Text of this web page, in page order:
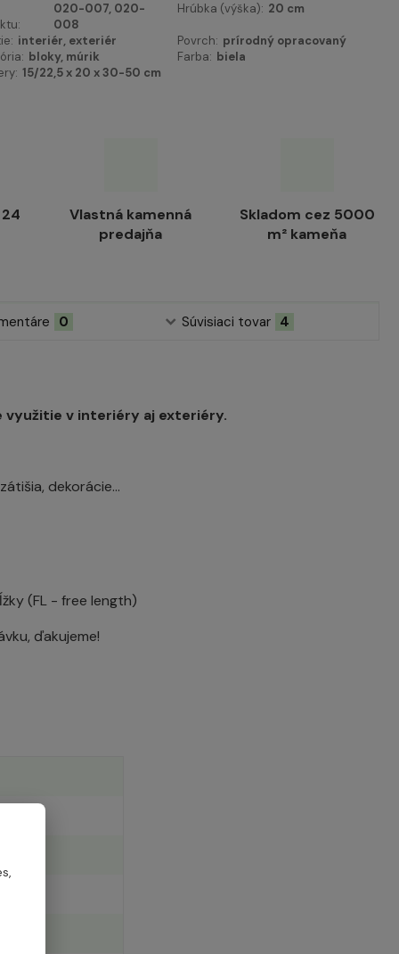
020-007, 020-
008
Hrúbka (výška): 20 cm
interiér, exteriér Povrch: prírodný opracovaný
bloky, múrik Farba: biela
15/22,5 x 20 x 30-50 cm
Vlastná kamenná
predajňa
Skladom cez 5000
m² kameňa
0 Súvisiaci tovar 4
využitie v interiéry aj exteriéry.
dekorácie...
(FL - free length)
ďakujeme!